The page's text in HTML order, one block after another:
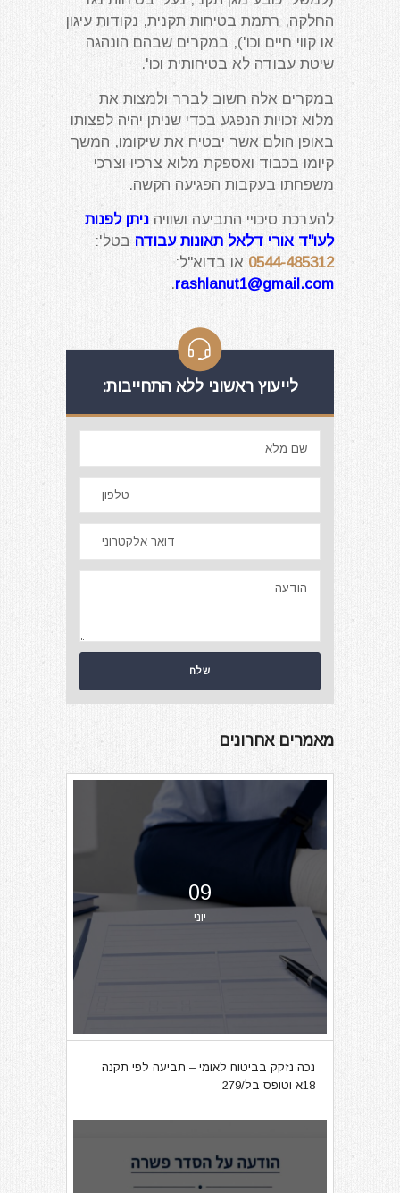
החלקה, רתמת בטיחות תקנית, נקודות עיגון
או קווי חיים וכו'), במקרים שבהם הונהגה
שיטת עבודה לא בטיחותית וכו'.
במקרים אלה חשוב לברר ולמצות את
מלוא זכויות הנפגע בכדי שניתן יהיה לפצותו
באופן הולם אשר יבטיח את שיקומו, המשך
קיומו בכבוד ואספקת מלוא צרכיו וצרכי
משפחתו בעקבות הפגיעה הקשה.
להערכת סיכויי התביעה ושוויה ניתן לפנות
לעו"ד אורי דלאל תאונות עבודה בטל':
0544-485312 או בדוא"ל:
rashlanut1@gmail.com
.
לייעוץ ראשוני ללא התחייבות:
מאמרים אחרונים
09
יוני
נכה נזקק בביטוח לאומי – תביעה לפי תקנה
18א וטופס בל/279